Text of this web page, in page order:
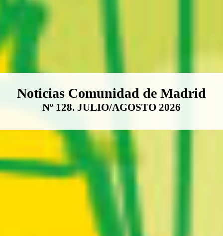
Boletín Noticias Comunidad de
Noticias Comunidad de Madrid
Nº 128. JULIO/AGOSTO 2026